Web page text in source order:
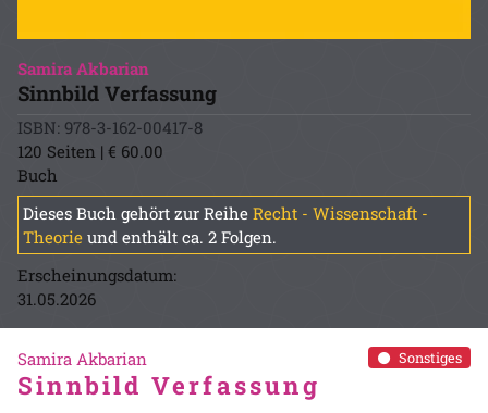
Samira Akbarian
Sinnbild Verfassung
ISBN: 978-3-162-00417-8
120 Seiten | € 60.00
Buch
Dieses Buch gehört zur Reihe Recht - Wissenschaft -
Theorie und enthält ca. 2 Folgen.
Erscheinungsdatum:
31.05.2026
Sonstiges
Samira Akbarian
Sinnbild Verfassung